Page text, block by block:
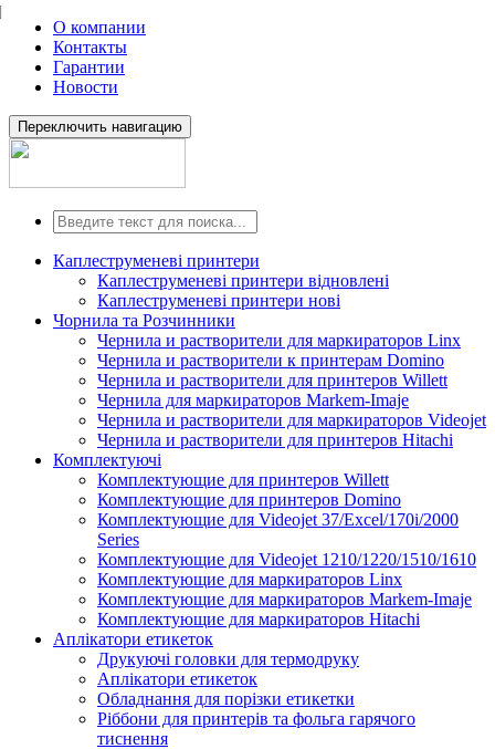
О компании
Контакты
Гарантии
Новости
Переключить навигацию
Каплеструменеві принтери
Каплеструменеві принтери відновлені
Каплеструменеві принтери нові
Чорнила та Розчинники
Чернила и растворители для маркираторов Linx
Чернила и растворители к принтерам Domino
Чернила и растворители для принтеров Willett
Чернила для маркираторов Markem-Imaje
Чернила и растворители для маркираторов Videojet
Чернила и растворители для принтеров Hitachi
Комплектуючі
Комплектующие для принтеров Willett
Комплектующие для принтеров Domino
Комплектующие для Videojet 37/Excel/170i/2000
Series
Комплектующие для Videojet 1210/1220/1510/1610
Комплектующие для маркираторов Linx
Комплектующие для маркираторов Markem-Imaje
Комплектующие для маркираторов Hitachi
Аплікатори етикеток
Друкуючі головки для термодруку
Аплікатори етикеток
Обладнання для порізки етикетки
Ріббони для принтерів та фольга гарячого
тиснення